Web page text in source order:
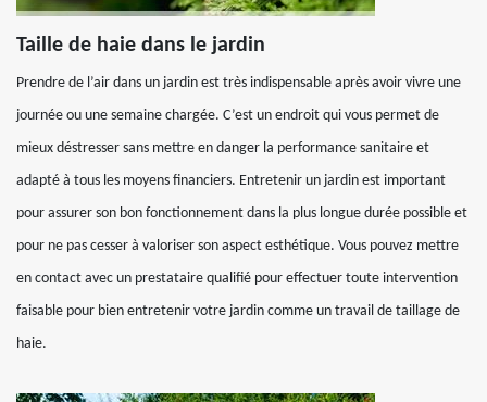
Taille de haie dans le jardin
Prendre de l’air dans un jardin est très indispensable après avoir vivre une
journée ou une semaine chargée. C’est un endroit qui vous permet de
mieux déstresser sans mettre en danger la performance sanitaire et
adapté à tous les moyens financiers. Entretenir un jardin est important
pour assurer son bon fonctionnement dans la plus longue durée possible et
pour ne pas cesser à valoriser son aspect esthétique. Vous pouvez mettre
en contact avec un prestataire qualifié pour effectuer toute intervention
faisable pour bien entretenir votre jardin comme un travail de taillage de
haie.